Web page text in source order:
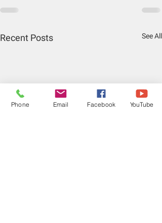
Recent Posts See All
Phone Email Facebook YouTube